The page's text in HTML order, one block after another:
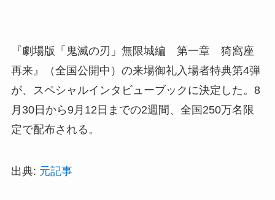
『劇場版「鬼滅の刃」無限城編 第一章 猗窩座
再来』（全国公開中）の来場御礼入場者特典第4弾
が、スペシャルインタビューブックに決定した。8
月30日から9月12日までの2週間、全国250万名限
定で配布される。
出典: 元記事